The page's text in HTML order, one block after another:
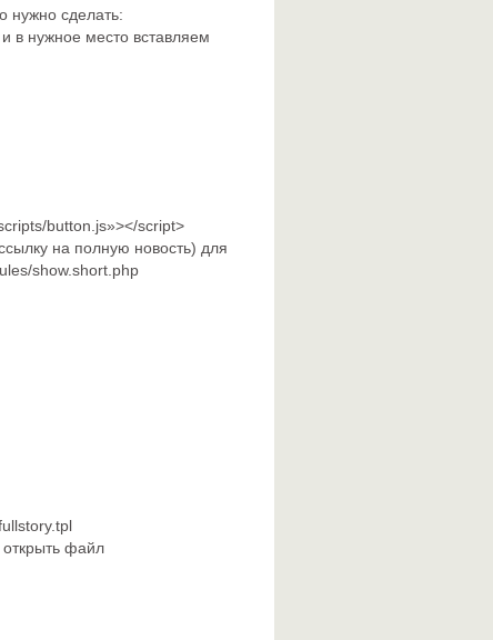
нужно сделать:
в нужное место вставляем
button.js»></script>
на полную новость) для
show.short.php
открыть файл